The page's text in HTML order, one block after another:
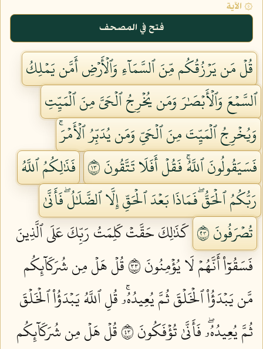
۞ الآية
فتح في المصحف
قُلۡ مَن يَرۡزُقُكُم مِّنَ ٱلسَّمَآءِ وَٱلۡأَرۡضِ أَمَّن يَمۡلِكُ
ٱلسَّمۡعَ وَٱلۡأَبۡصَٰرَ وَمَن يُخۡرِجُ ٱلۡحَيَّ مِنَ ٱلۡمَيِّتِ
وَيُخۡرِجُ ٱلۡمَيِّتَ مِنَ ٱلۡحَيِّ وَمَن يُدَبِّرُ ٱلۡأَمۡرَۚ
فَسَيَقُولُونَ ٱللَّهُۚ فَقُلۡ أَفَلَا تَتَّقُونَ ٣١
فَذَٰلِكُمُ ٱللَّهُ
رَبُّكُمُ ٱلۡحَقُّۖ فَمَاذَا بَعۡدَ ٱلۡحَقِّ إِلَّا ٱلضَّلَٰلُۖ فَأَنَّىٰ
تُصۡرَفُونَ ٣٢
كَذَٰلِكَ حَقَّتۡ كَلِمَتُ رَبِّكَ عَلَى ٱلَّذِينَ
فَسَقُوٓاْ أَنَّهُمۡ لَا يُؤۡمِنُونَ ٣٣
قُلۡ هَلۡ مِن شُرَكَآئِكُم
مَّن يَبۡدَؤُاْ ٱلۡخَلۡقَ ثُمَّ يُعِيدُهُۥۚ قُلِ ٱللَّهُ يَبۡدَؤُاْ ٱلۡخَلۡقَ
ثُمَّ يُعِيدُهُۥۖ فَأَنَّىٰ تُؤۡفَكُونَ ٣٤
قُلۡ هَلۡ مِن شُرَكَآئِكُم